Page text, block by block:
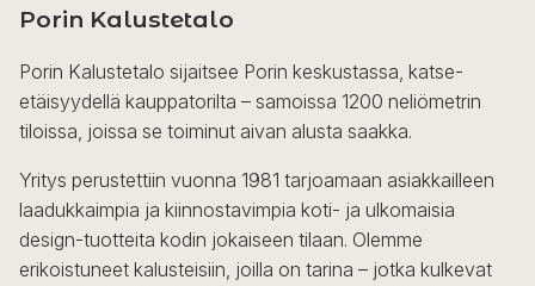
Porin Kalustetalo
Porin Kalustetalo sijaitsee Porin keskustassa, katse-
etäisyydellä kauppatorilta – samoissa 1200 neliömetrin
tiloissa, joissa se toiminut aivan alusta saakka.
Yritys perustettiin vuonna 1981 tarjoamaan asiakkailleen
laadukkaimpia ja kiinnostavimpia koti- ja ulkomaisia
design-tuotteita kodin jokaiseen tilaan. Olemme
erikoistuneet kalusteisiin, joilla on tarina – jotka kulkevat